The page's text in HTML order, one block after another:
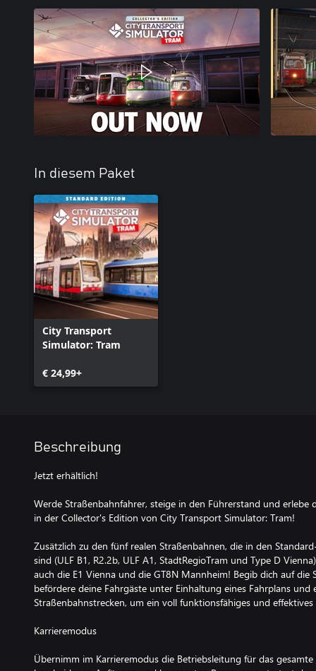
In diesem Paket
City Transport
Simulator: Tram
€ 24,99+
Beschreibung
Jetzt erhältlich!
Werde Straßenbahnfahrer, steige in den Führerstand und erlebe
in der Collector's Edition von City Transport Simulator: Tram!
Zusätzlich zu den fünf realen Straßenbahnen, die in den
sind (ULF B1, R2.2b, ULF A1, StadtRegioTram und Type D
auch die E1 Vienna und die GT8N Mannheim! Begib dich auf die
befördere deine Fahrgäste unter Einhaltung eines Fahrplans und
Straßenbahnstrecken, um ein voll funktionsfähiges und
Karrieremodus
Übernimm im Karrieremodus die Betriebsleitung für das